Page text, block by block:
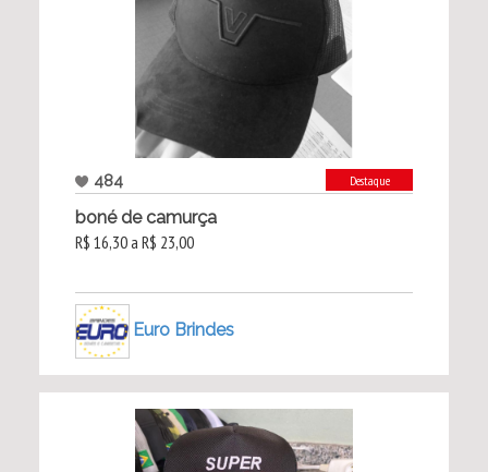
484 Destaque
boné de camurça
R$ 16,30 a R$ 23,00
Euro Brindes